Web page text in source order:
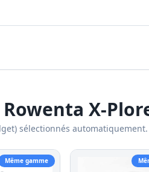
Rowenta X-
sélectionnés automatiquement.
Même gamme